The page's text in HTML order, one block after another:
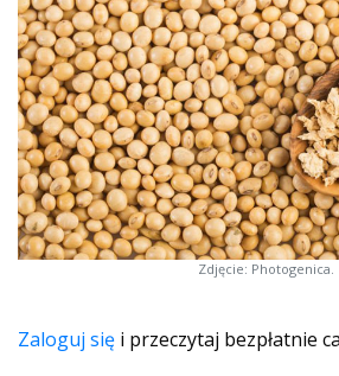
Zdjęcie: Photogenica.
Zaloguj się i przeczytaj bezpłatnie